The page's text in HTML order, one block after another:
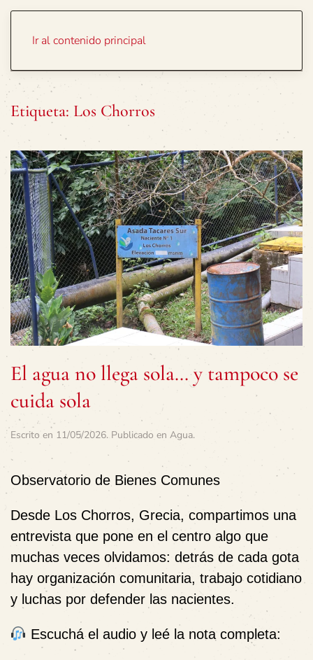
Ir al contenido principal
Etiqueta: Los Chorros
El agua no llega sola… y tampoco se
cuida sola
Escrito en 11/05/2026. Publicado en Agua.
Observatorio de Bienes Comunes
Desde Los Chorros, Grecia, compartimos una
entrevista que pone en el centro algo que
muchas veces olvidamos: detrás de cada gota
hay organización comunitaria, trabajo cotidiano
y luchas por defender las nacientes.
Escuchá el audio y leé la nota completa: